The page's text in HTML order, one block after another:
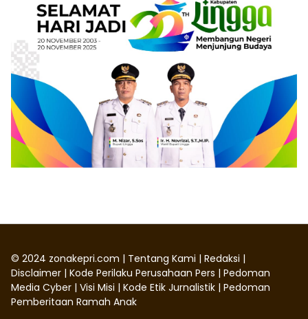
© 2024 zonakepri.com | Tentang Kami | Redaksi |
Disclaimer | Kode Perilaku Perusahaan Pers | Pedoman
Media Cyber | Visi Misi | Kode Etik Jurnalistik | Pedoman
Pemberitaan Ramah Anak